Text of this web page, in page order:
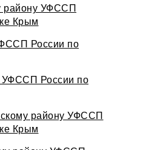
району УФССП
Крым
России по
России по
району УФССП
Крым